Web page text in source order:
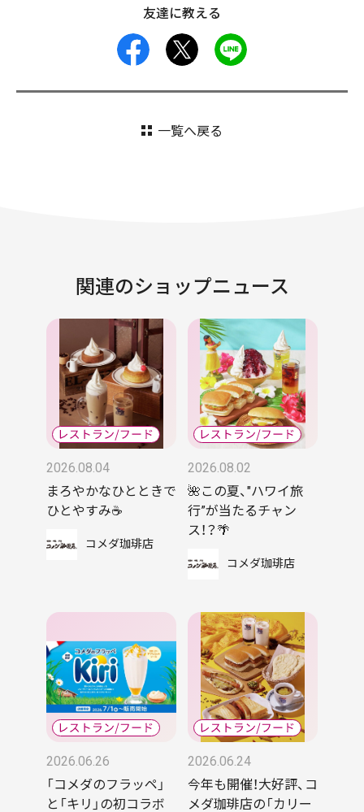
友達に教える
facebook
一覧へ戻る
関連のショップニュース
2026.08.04
まろやかなひとときで
ひとやすみ☕
コメダ珈琲店
2026.08.02
🌺この夏、"ハワイ旅
行”が当たるチャン
ス！？🌴
コメダ珈琲店
2026.06.26
「コメダのフラッペ」
と「キリ」の初コラボ
2026.06.24
今年も開催！大好評、コ
メダ珈琲店の「カリー